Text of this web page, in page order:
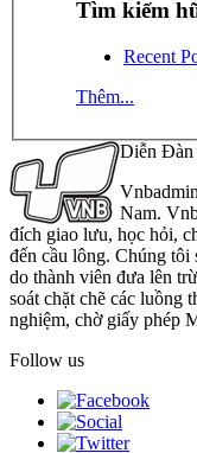
Tìm kiếm
Recent
Thêm...
Diễn Đàn
Nam.
đích giao lưu, học hỏi,
đến cầu lông. Chúng tôi
do thành viên đưa lên
soát chặt chẽ các luồng
nghiệm, chờ giấy phép
Follow us